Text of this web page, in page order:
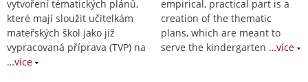
vytvoření tématických plánů,
které mají sloužit učitelkám
mateřských škol jako již
vypracovaná příprava (TVP) na
…více
empirical, practical part is a
creation of the thematic
plans, which are meant to
serve the kindergarten …více